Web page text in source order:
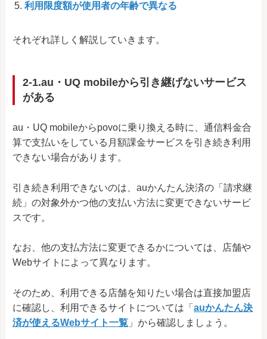
利用限度額が使用者の年齢で異なる
それぞれ詳しく解説していきます。
2-1.au・UQ mobileから引き継げないサービス
がある
au・UQ mobileからpovoに乗り換える時に、通信料金合
算で支払いをしている月額課金サービスを引き続き利用
できない場合があります。
引き続き利用できないのは、auかんたん決済の「請求継
続」の対象外かつ他の支払い方法に変更できないサービ
スです。
なお、他の支払方法に変更できるかについては、店舗や
Webサイトによって異なります。
そのため、利用できる店舗を知りたい場合は直接加盟店
に確認し、利用できるサイトについては「 auかんたん決
済が使えるWebサイト一覧 」から確認しましょう。